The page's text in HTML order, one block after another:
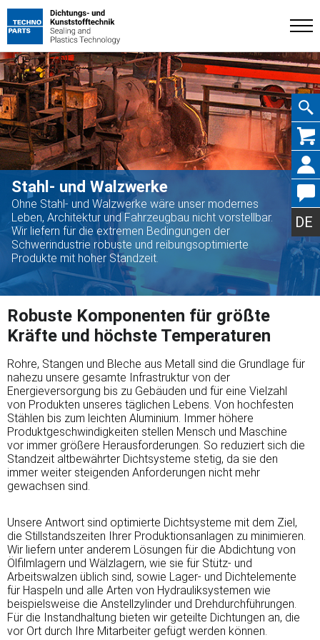
DE
Stahl- und Walzwerke
Ohne Stahl- und Walzwerke wäre unser modernes
Leben, Architektur und Fahrzeugbau nicht vorstellbar.
Wir liefern für die extremen Bedingungen der
Schwerindustrie robuste und reibungsoptimierte
Produkte mit hoher Standzeit.
Robuste Komponenten für größte
Kräfte und höchste Temperaturen
Rohre, Stangen und Bleche aus Metall sind die Grundlage für
nahezu unsere gesamte Infrastruktur von der
Energieversorgung bis zu Gebäuden und für eine Vielzahl
von Produkten unseres täglichen Lebens. Von hochfesten
Stählen bis zum leichten Aluminium. Immer höhere
Produktgeschwindigkeiten stellen Mensch und Maschine
vor immer größere Herausforderungen. So reduziert sich die
Standzeit altbewährter Dichtsysteme stetig, da sie den
immer weiter steigenden Anforderungen nicht mehr
gewachsen sind.
Unsere Antwort sind optimierte Dichtsysteme mit dem Ziel,
die Stillstandszeiten Ihrer Produktionsanlagen zu minimieren.
Wir liefern unter anderem Lösungen für die Abdichtung von
Ölfilmlagern und Wälzlagern, wie sie für Stütz- und
Arbeitswalzen üblich sind, sowie Lager- und Dichtelemente
für Haspeln und alle Arten von Hydrauliksystemen wie
beispielsweise die Anstellzylinder und Drehdurchführungen.
Für die Instandhaltung bieten wir geteilte Dichtungen an, die
vor Ort durch Ihre Mitarbeiter gefügt werden können.